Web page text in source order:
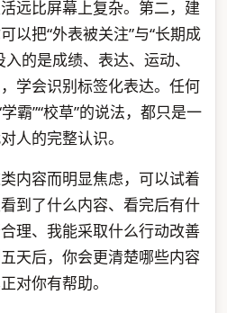
远比屏幕上复杂。第二，建
以把“外表被关注”与“长期成
的是成绩、表达、运动、
学会识别标签化表达。任何
霸”“校草”的说法，都只是一
人的完整认识。
内容而明显焦虑，可以试着
到了什么内容、看完后有什
理、我能采取什么行动改善
天后，你会更清楚哪些内容
对你有帮助。